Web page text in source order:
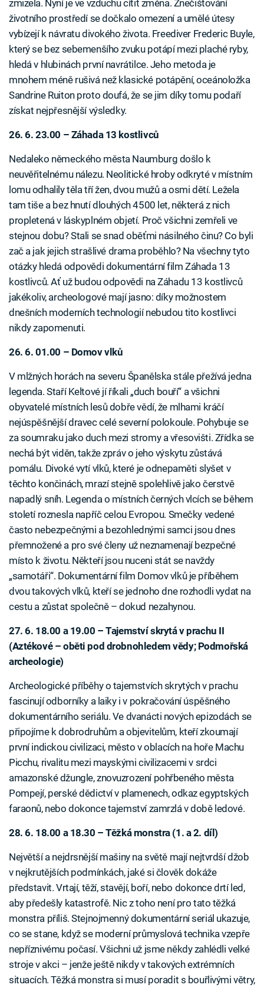
zmizela. Nyní je ve vzduchu cítit změna. Znečišťování
životního prostředí se dočkalo omezení a umělé útesy
vybízejí k návratu divokého života. Freediver Frederic Buyle,
který se bez sebemenšího zvuku potápí mezi plaché ryby,
hledá v hlubinách první navrátilce. Jeho metoda je
mnohem méně rušivá než klasické potápění, oceánoložka
Sandrine Ruiton proto doufá, že se jim díky tomu podaří
získat nejpřesnější výsledky.
26. 6. 23.00 – Záhada 13 kostlivců
Nedaleko německého města Naumburg došlo k
neuvěřitelnému nálezu. Neolitické hroby odkryté v místním
lomu odhalily těla tří žen, dvou mužů a osmi dětí. Ležela
tam tiše a bez hnutí dlouhých 4500 let, některá z nich
propletená v láskyplném objetí. Proč všichni zemřeli ve
stejnou dobu? Stali se snad oběťmi násilného činu? Co byli
zač a jak jejich strašlivé drama proběhlo? Na všechny tyto
otázky hledá odpovědi dokumentární film Záhada 13
kostlivců. Ať už budou odpovědi na Záhadu 13 kostlivců
jakékoliv, archeologové mají jasno: díky možnostem
dnešních moderních technologií nebudou tito kostlivci
nikdy zapomenuti.
26. 6. 01.00 – Domov vlků
V mlžných horách na severu Španělska stále přežívá jedna
legenda. Staří Keltové jí říkali „duch bouří“ a všichni
obyvatelé místních lesů dobře vědí, že mlhami kráčí
nejúspěšnější dravec celé severní polokoule. Pohybuje se
za soumraku jako duch mezi stromy a vřesovišti. Zřídka se
nechá být viděn, takže zpráv o jeho výskytu zůstává
pomálu. Divoké vytí vlků, které je odnepaměti slyšet v
těchto končinách, mrazí stejně spolehlivě jako čerstvě
napadlý sníh. Legenda o místních černých vlcích se během
století roznesla napříč celou Evropou. Smečky vedené
často nebezpečnými a bezohlednými samci jsou dnes
přemnožené a pro své členy už neznamenají bezpečné
místo k životu. Někteří jsou nuceni stát se navždy
„samotáři“. Dokumentární film Domov vlků je příběhem
dvou takových vlků, kteří se jednoho dne rozhodli vydat na
cestu a zůstat společně – dokud nezahynou.
27. 6. 18.00 a 19.00 – Tajemství skrytá v prachu II
(Aztékové – oběti pod drobnohledem vědy; Podmořská
archeologie)
Archeologické příběhy o tajemstvích skrytých v prachu
fascinují odborníky a laiky i v pokračování úspěšného
dokumentárního seriálu. Ve dvanácti nových epizodách se
připojíme k dobrodruhům a objevitelům, kteří zkoumají
první indickou civilizaci, město v oblacích na hoře Machu
Picchu, rivalitu mezi mayskými civilizacemi v srdci
amazonské džungle, znovuzrození pohřbeného města
Pompejí, perské dědictví v plamenech, odkaz egyptských
faraonů, nebo dokonce tajemství zamrzlá v době ledové.
28. 6. 18.00 a 18.30 – Těžká monstra (1. a 2. díl)
Největší a nejdrsnější mašiny na světě mají nejtvrdší džob
v nejkrutějších podmínkách, jaké si člověk dokáže
představit. Vrtají, těží, stavějí, boří, nebo dokonce drtí led,
aby předešly katastrofě. Nic z toho není pro tato těžká
monstra příliš. Stejnojmenný dokumentární seriál ukazuje,
co se stane, když se moderní průmyslová technika vzepře
nepříznivému počasí. Všichni už jsme někdy zahlédli velké
stroje v akci – jenže ještě nikdy v takových extrémních
situacích. Těžká monstra si musí poradit s bouřlivými větry,